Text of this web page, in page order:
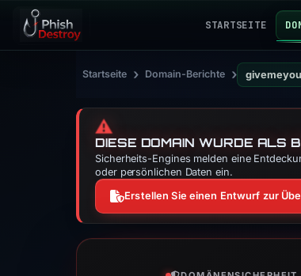
STARTSEITE
Startseite › Domain-Berichte ›
⚠️
DIESE DOMAIN WURDE ALS
Sicherheits-Engines melden eine
oder persönlichen Daten ein.
Erstellen Sie einen Entwurf zur